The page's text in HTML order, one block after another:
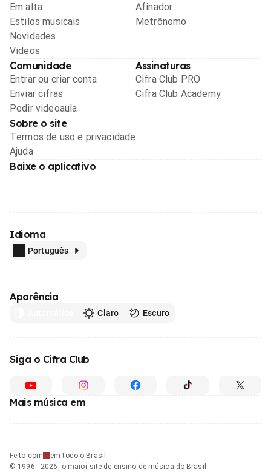
Em alta
Estilos musicais
Novidades
Videos
Afinador
Metrônomo
Comunidade
Entrar ou criar conta
Enviar cifras
Pedir videoaula
Assinaturas
Cifra Club PRO
Cifra Club Academy
Sobre o site
Termos de uso e privacidade
Ajuda
Baixe o aplicativo
Idioma
Português
Aparência
Claro Escuro
Siga o Cifra Club
Mais música em
Feito com
em todo o Brasil
© 1996 - 2026, o maior site de ensino de música do Brasil